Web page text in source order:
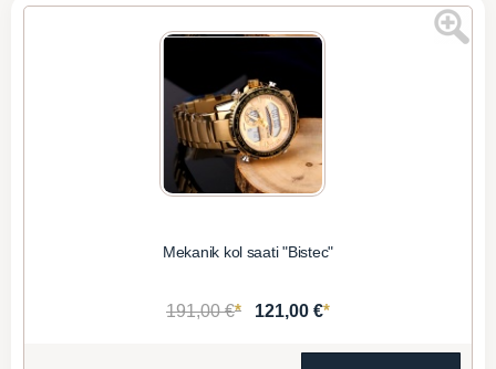
Mekanik kol saati "Bistec"
191,00 €* 121,00 €*